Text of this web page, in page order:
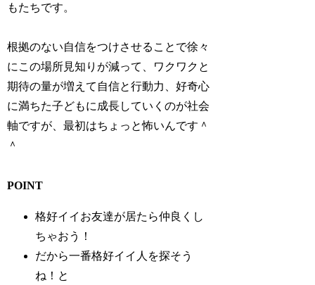
もたちです。
根拠のない自信をつけさせることで徐々
にこの場所見知りが減って、ワクワクと
期待の量が増えて自信と行動力、好奇心
に満ちた子どもに成長していくのが社会
軸ですが、最初はちょっと怖いんです＾
＾
POINT
格好イイお友達が居たら仲良くし
ちゃおう！
だから一番格好イイ人を探そう
ね！と